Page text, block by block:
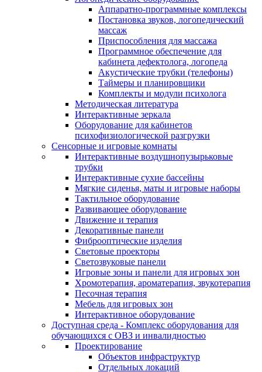
Аппаратно-программные комплексы
Постановка звуков, логопедический
массаж
Приспособления для массажа
Программное обеспечение для
кабинета дефектолога, логопеда
Акустические трубки (телефоны)
Таймеры и планировщики
Комплекты и модули психолога
Методическая литература
Интерактивные зеркала
Оборудование для кабинетов
психофизиологической разгрузки
Сенсорные и игровые комнаты
Интерактивные воздушнопузырьковые
трубки
Интерактивные сухие бассейны
Мягкие сиденья, маты и игровые наборы
Тактильное оборудование
Развивающее оборудование
Движение и терапия
Декоративные панели
Фиброоптические изделия
Световые проекторы
Светозвуковые панели
Игровые зоны и панели для игровых зон
Хромотерапия, ароматерапия, звукотерапия
Песочная терапия
Мебель для игровых зон
Интерактивное оборудование
Доступная среда - Комплекс оборудования для
обучающихся с ОВЗ и инвалидностью
Проектирование
Объектов инфраструктур
Отдельных локаций